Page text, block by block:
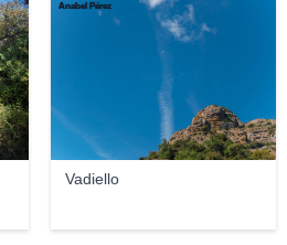
Vadiello
Anabel Pérez